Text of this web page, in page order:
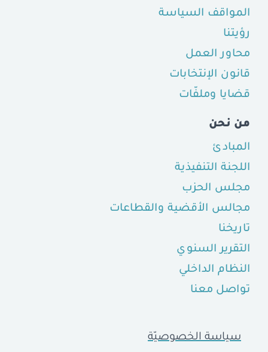
المواقف السياسة
رؤيتنا
محاور العمل
قانون الإنتخابات
قضايا وملفّات
من نحن
المبادئ
اللجنة التنفيذية
مجلس الحزب
مجالس الأقضية والقطاعات
تاريخنا
التقرير السنوي
النظام الداخلي
تواصل معنا
سياسة الخصوصيّة